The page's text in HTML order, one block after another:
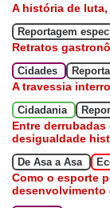
A história de
Reportagem
Retratos
Cidades
A travessia
Cidadania
Entre
desigualdade
De Asa a Asa
Como o esporte
desenvolvimento